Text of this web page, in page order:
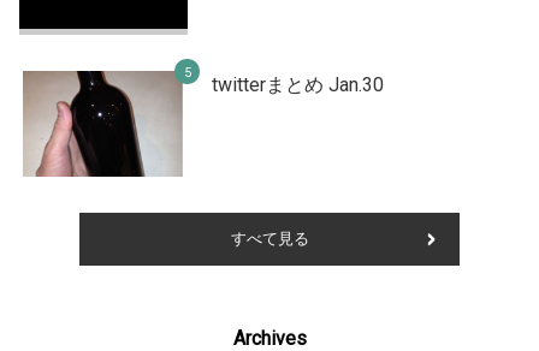
twitterまとめ Jan.30
すべて見る
Archives